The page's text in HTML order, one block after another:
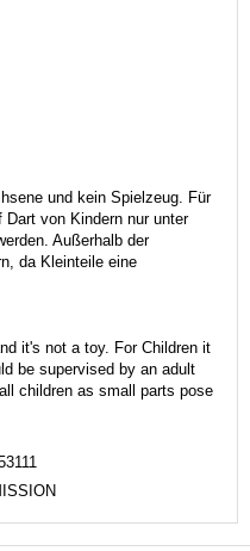
und kein Spielzeug. Für
von Kindern nur unter
Außerhalb der
da Kleinteile eine
it's not a toy. For Children it
be supervised by an adult
children as small parts pose